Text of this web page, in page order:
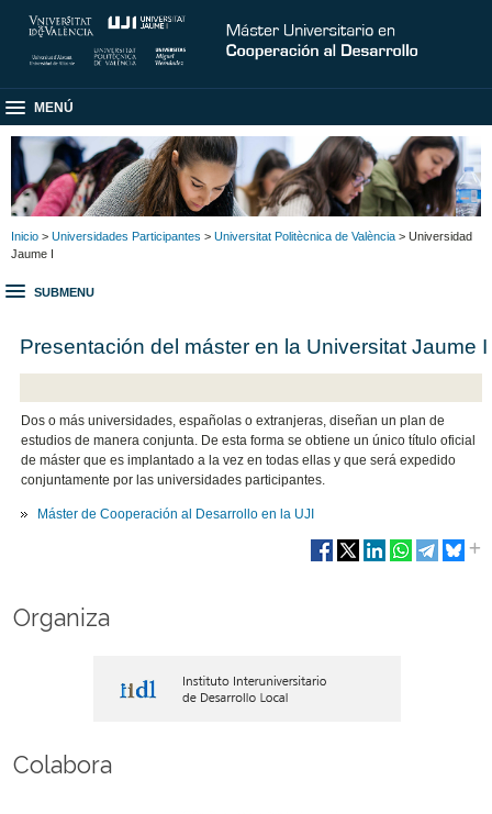
MENÚ
Inicio > Universidades Participantes > Universitat Politècnica de València > Universidad
Jaume I
SUBMENU
Presentación del máster en la Universitat Jaume I
Dos o más universidades, españolas o extranjeras, diseñan un plan de
estudios de manera conjunta. De esta forma se obtiene un único título oficial
de máster que es implantado a la vez en todas ellas y que será expedido
conjuntamente por las universidades participantes.
Máster de Cooperación al Desarrollo en la UJI
Organiza
Colabora